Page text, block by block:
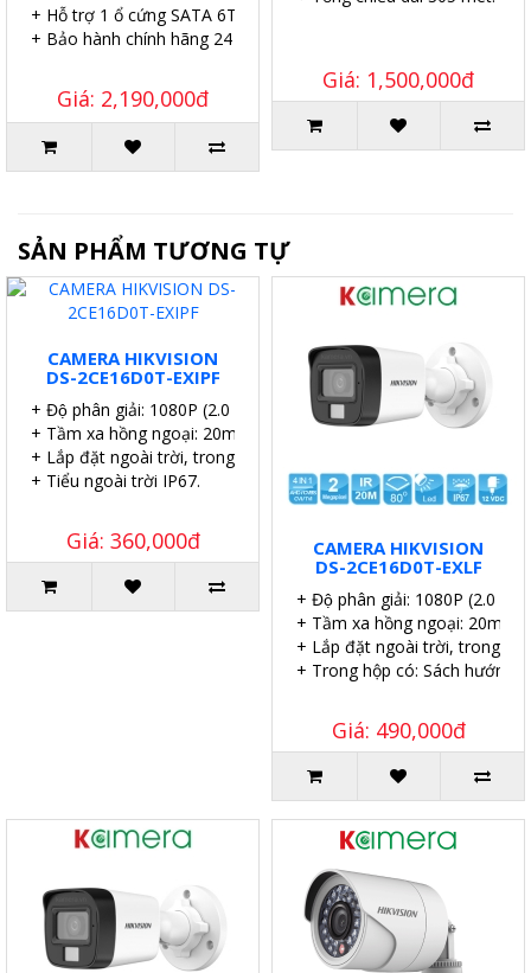
+ Hỗ trợ 1 ổ cứng SATA 6TB.
+ Bảo hành chính hãng 24 tháng.
Giá: 2,190,000đ
Giá: 1,500,000đ
SẢN PHẨM TƯƠNG TỰ
CAMERA HIKVISION
DS-2CE16D0T-EXIPF
+ Độ phân giải: 1080P (2.0 MP).
+ Tầm xa hồng ngoại: 20m.
+ Lắp đặt ngoài trời, trong nhà.
+ Tiểu ngoài trời IP67.
Giá: 360,000đ
CAMERA HIKVISION
DS-2CE16D0T-EXLF
+ Độ phân giải: 1080P (2.0
+ Tầm xa hồng ngoại: 20m.
+ Lắp đặt ngoài trời, trong
+ Trong hộp có: Sách hướng
Giá: 490,000đ